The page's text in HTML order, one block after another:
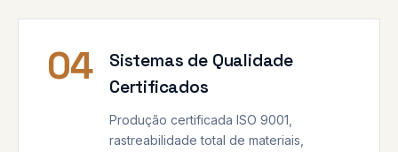
04
Sistemas de Qualidade
Certificados
Produção certificada ISO 9001,
rastreabilidade total de materiais,